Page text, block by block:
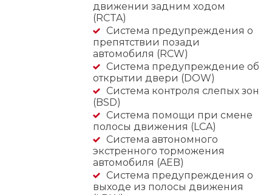
движении задним ходом
(RCTA)
Система предупреждения о
препятствии позади
автомобиля (RCW)
Система предупреждение об
открытии двери (DOW)
Система контроля слепых зон
(BSD)
Система помощи при смене
полосы движения (LCA)
Cистема автономного
экстренного торможения
автомобиля (AEB)
Система предупреждения о
выходе из полосы движения